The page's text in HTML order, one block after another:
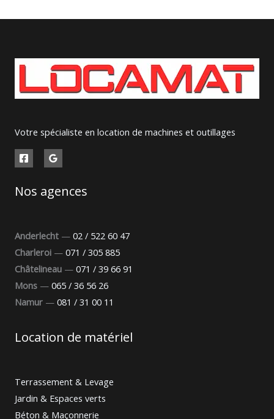
Votre spécialiste en location de machines et outillages
Nos agences
Anderlecht — 02 / 522 60 47
Charleroi — 071 / 305 885
Châtelineau — 071 / 39 66 91
Mons — 065 / 36 56 26
Namur — 081 / 31 00 11
Location de matériel
Terrassement & Levage
Jardin & Espaces verts
Béton & Maçonnerie